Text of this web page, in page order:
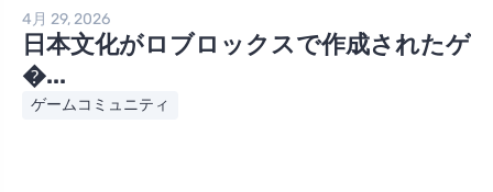
4月 29, 2026
日本文化がロブロックスで作成されたゲ
�...
ゲームコミュニティ